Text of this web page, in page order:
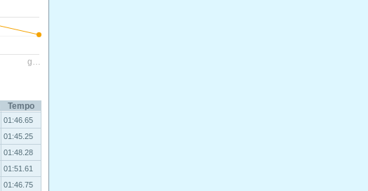
g…
Tempo
01:46.65
01:45.25
01:48.28
01:51.61
01:46.75